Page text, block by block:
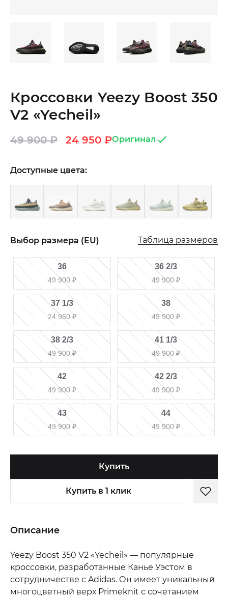
Кроссовки Yeezy Boost 350
V2 «Yecheil»
49 900₽ 24 950 ₽Оригинал
Доступные цвета:
Выбор размера (EU) Таблица размеров
36
49 900 ₽
36 2/3
49 900 ₽
37 1/3
24 950 ₽
38
49 900 ₽
38 2/3
49 900 ₽
41 1/3
49 900 ₽
42
49 900 ₽
42 2/3
49 900 ₽
43
49 900 ₽
44
49 900 ₽
Купить
Купить в 1 клик
Описание
Yeezy Boost 350 V2 «Yecheil» — популярные
кроссовки, разработанные Канье Уэстом в
сотрудничестве с Adidas. Он имеет уникальный
многоцветный верх Primeknit с сочетанием